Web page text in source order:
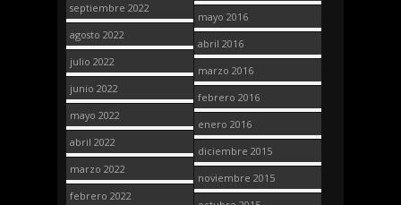
septiembre 2022
agosto 2022
julio 2022
junio 2022
mayo 2022
abril 2022
marzo 2022
febrero 2022
mayo 2016
abril 2016
marzo 2016
febrero 2016
enero 2016
diciembre 2015
noviembre 2015